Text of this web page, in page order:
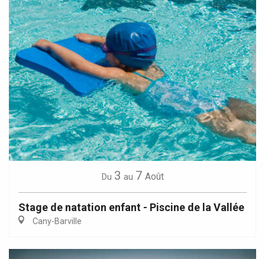
Du 3 au 7 Août
Stage de natation enfant - Piscine de la Vallée
Cany-Barville